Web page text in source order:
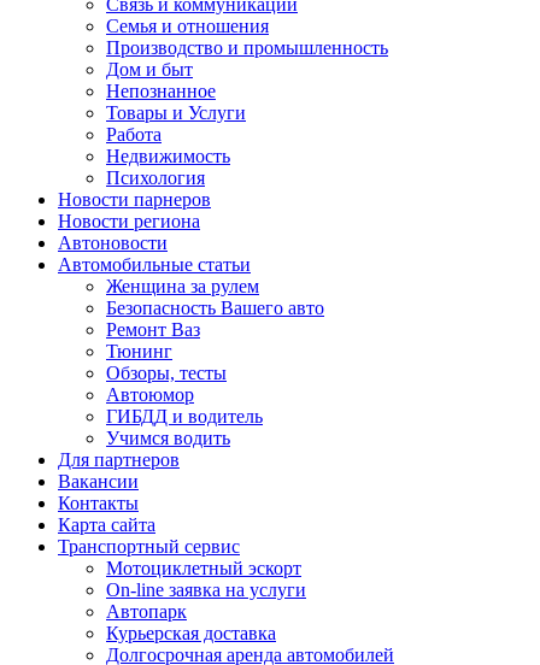
Семья и отношения
Производство и промышленность
Дом и быт
Непознанное
Товары и Услуги
Работа
Недвижимость
Психология
Новости парнеров
Новости региона
Автоновости
Автомобильные статьи
Женщина за рулем
Безопасность Вашего авто
Ремонт Ваз
Тюнинг
Обзоры, тесты
Автоюмор
ГИБДД и водитель
Учимся водить
Для партнеров
Вакансии
Контакты
Карта сайта
Транспортный сервис
Мотоциклетный эскорт
On-line заявка на услуги
Автопарк
Курьерская доставка
Долгосрочная аренда автомобилей